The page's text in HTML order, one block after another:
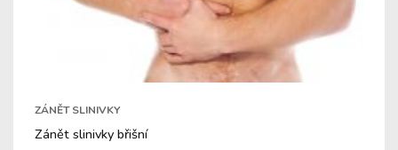
ZÁNĚT SLINIVKY
Zánět slinivky břišní